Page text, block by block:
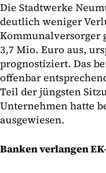
Die Stadtwerke
deutlich weniger
Kommunalversorger
3,7 Mio. Euro aus,
prognostiziert. Das
offenbar
Teil der jüngsten
Unternehmen hatte
ausgewiesen.
Banken verlangen